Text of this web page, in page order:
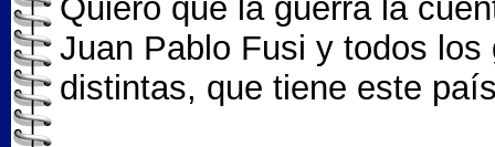
Quiero que la guerra la
Juan Pablo Fusi y todos
distintas, que tiene este